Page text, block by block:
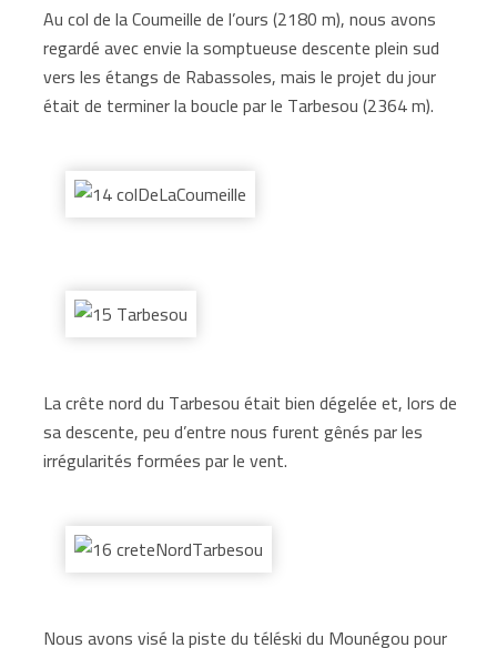
Au col de la Coumeille de l’ours (2180 m), nous avons
regardé avec envie la somptueuse descente plein sud
vers les étangs de Rabassoles, mais le projet du jour
était de terminer la boucle par le Tarbesou (2364 m).
La crête nord du Tarbesou était bien dégelée et, lors de
sa descente, peu d’entre nous furent gênés par les
irrégularités formées par le vent.
Nous avons visé la piste du téléski du Mounégou pour